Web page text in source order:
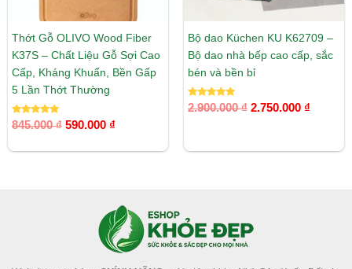
Thớt Gỗ OLIVO Wood Fiber
K37S – Chất Liệu Gỗ Sợi Cao
Cấp, Kháng Khuẩn, Bền Gấp
5 Lần Thớt Thường
Được xếp
hạng
845.000₫ 590.000 ₫
Bộ dao Küchen KU K62709 –
Bộ dao nhà bếp cao cấp, sắc
bén và bền bỉ
Được xếp
hạng
2.900.000₫ 2.750.000 ₫